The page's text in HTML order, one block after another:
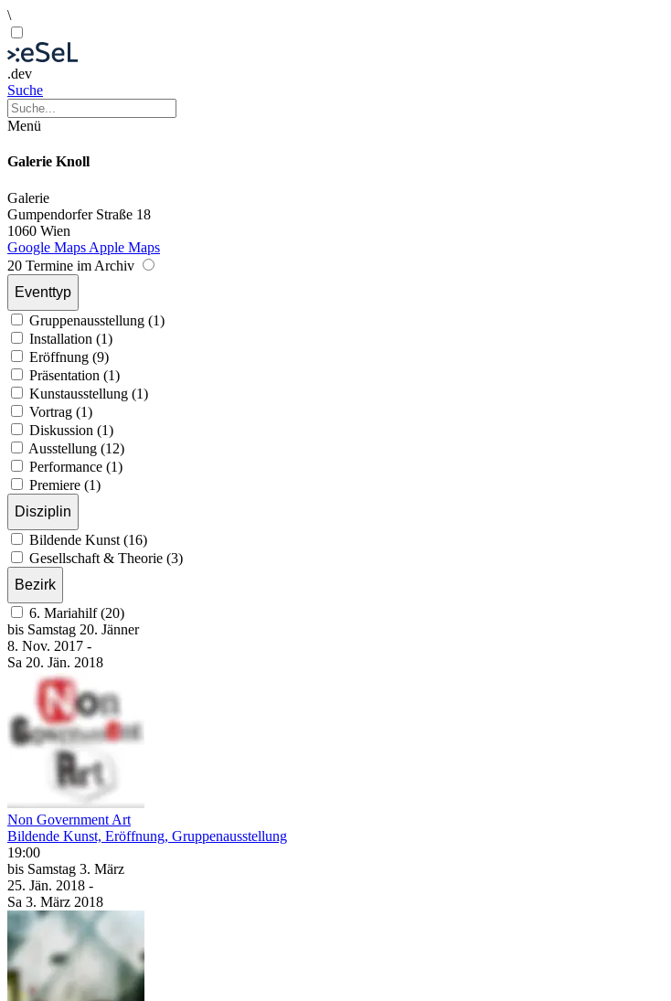
\
.dev
Suche
Menü
Galerie Knoll
Galerie
Gumpendorfer Straße 18
1060 Wien
Google Maps Apple Maps
20 Termine im Archiv
Eventtyp
Gruppenausstellung (1)
Installation (1)
Eröffnung (9)
Präsentation (1)
Kunstausstellung (1)
Vortrag (1)
Diskussion (1)
Ausstellung (12)
Performance (1)
Premiere (1)
Disziplin
Bildende Kunst (16)
Gesellschaft & Theorie (3)
Bezirk
6. Mariahilf (20)
bis Samstag 20. Jänner
8. Nov. 2017 -
Sa 20. Jän. 2018
Non Government Art
Bildende Kunst, Eröffnung, Gruppenausstellung
19:00
bis Samstag 3. März
25. Jän. 2018 -
Sa 3. März 2018